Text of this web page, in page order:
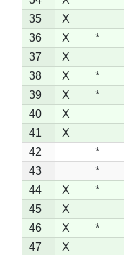
35
X
36
X *
37
X
38
X *
39
X *
40
X
41
X
42
*
43
*
44
X *
45
X
46
X *
47
X